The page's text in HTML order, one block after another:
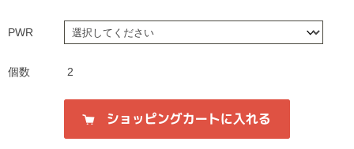
PWR
個数 2